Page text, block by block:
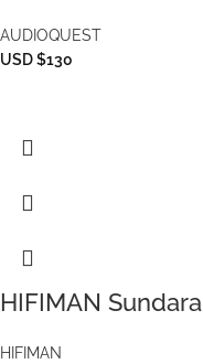
AUDIOQUEST
USD $130
HIFIMAN Sundara
HIFIMAN